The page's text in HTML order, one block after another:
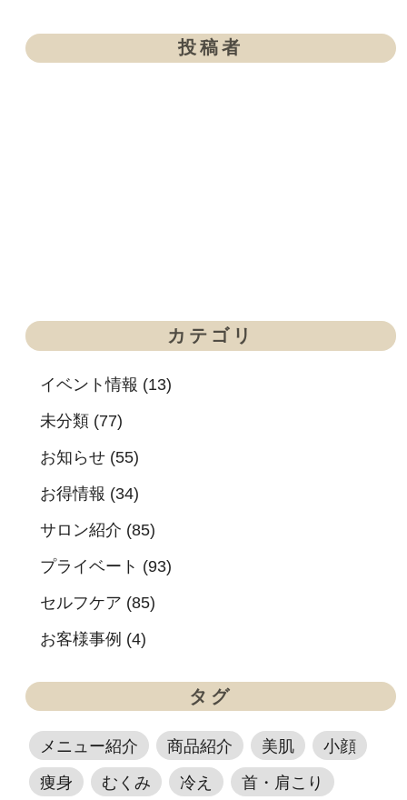
投稿者
カテゴリ
イベント情報 (13)
未分類 (77)
お知らせ (55)
お得情報 (34)
サロン紹介 (85)
プライベート (93)
セルフケア (85)
お客様事例 (4)
タグ
メニュー紹介 商品紹介 美肌
小顔
痩身
むくみ 冷え 首・肩こり